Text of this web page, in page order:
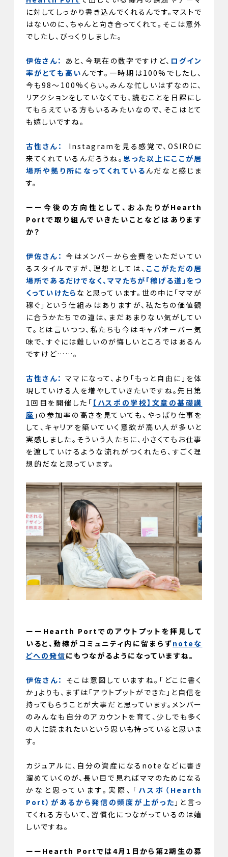
に対してしっかり書き込んでくれるんです。マストで
はないのに、ちゃんと向き合ってくれて。そこは意外
でしたし、びっくりしました。
伊佐さん： あと、今現在の数字ですけど、 ログイン
率がとても高い んです。一時期は100%でしたし、
今も98〜100%くらい。みんな忙しいはずなのに、
リアクションをしていなくても、読むことを日課にし
てもらえている方もいるみたいなので、そこはとて
も嬉しいですね。
古性さん：
Instagramを見る感覚で、OSIROに
来てくれているんだろうね。思った以上にここが居
場所や拠り所になってくれている んだなと感じま
す。
ーー今後の方向性として、おふたりがHearth
Portで取り組んでいきたいことなどはあります
か？
伊佐さん： 今はメンバーから会費をいただいてい
るスタイルですが、理想としては、 ここがただの居
場所であるだけでなく、ママたちが「稼げる道」をつ
くっていけたら なと思っています。世の中に「ママが
稼ぐ」という仕組みはありますが、私たちの価値観
に合うかたちでの道は、まだあまりない気がしてい
て。とは言いつつ、私たちも今はキャパオーバー気
味で、すぐには難しいのが悔しいところではあるん
ですけど……。
古性さん： ママになって、より「もっと自由に」を体
現していける人を増やしていきたいですね。先日第
1回目を開催した「 【ハスポの学校】文章の基礎講
座 」の参加率の高さを見ていても、やっぱり仕事を
して、キャリアを築いていく意欲が高い人が多いと
実感しました。そういう人たちに、小さくてもお仕事
を渡していけるような流れがつくれたら、すごく理
想的だなと思っています。
ーーHearth Portでのアウトプットを拝見して
いると、動線がコミュニティ内に留まらずnoteな
どへの発信にもつながるようになっていますね。
伊佐さん： そこは意図していますね。「どこに書く
か」よりも、まずは「アウトプットができた」と自信を
持ってもらうことが大事だと思っています。メンバー
のみんなも自分のアカウントを育て、少しでも多く
の人に読まれたいという思いも持っていると思いま
す。
カジュアルに、自分の資産になるnoteなどに書き
溜めていくのが、長い目で見ればママのためになる
かなと思っています。実際、「 ハスポ（Hearth
Port）があるから発信の頻度が上がった 」と言っ
てくれる方もいて、習慣化につながっているのは嬉
しいですね。
ーーHearth Portでは4月1日から第2期生の募